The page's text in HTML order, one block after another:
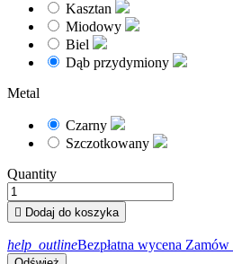
Kasztan
Miodowy
Biel
Dąb przydymiony
Metal
Czarny
Szczotkowany
Quantity
 Dodaj do koszyka
help_outlineBezpłatna wycena Zamów